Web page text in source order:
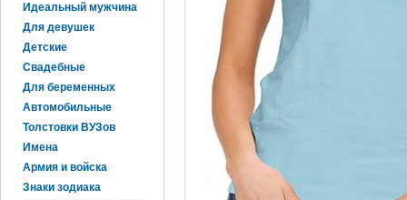
Идеальный мужчина
Для девушек
Детские
Свадебные
Для беременных
Автомобильные
Толстовки ВУЗов
Имена
Армия и войска
Знаки зодиака